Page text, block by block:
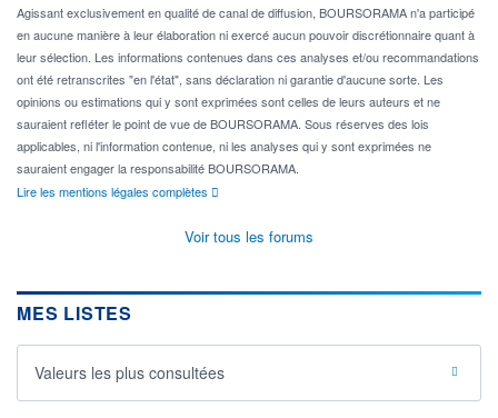
Agissant exclusivement en qualité de canal de diffusion, BOURSORAMA n'a participé
en aucune manière à leur élaboration ni exercé aucun pouvoir discrétionnaire quant à
leur sélection. Les informations contenues dans ces analyses et/ou recommandations
ont été retranscrites "en l'état", sans déclaration ni garantie d'aucune sorte. Les
opinions ou estimations qui y sont exprimées sont celles de leurs auteurs et ne
sauraient refléter le point de vue de BOURSORAMA. Sous réserves des lois
applicables, ni l'information contenue, ni les analyses qui y sont exprimées ne
sauraient engager la responsabilité BOURSORAMA.
Lire les mentions légales complètes
Voir tous les forums
MES LISTES
Valeurs les plus consultées